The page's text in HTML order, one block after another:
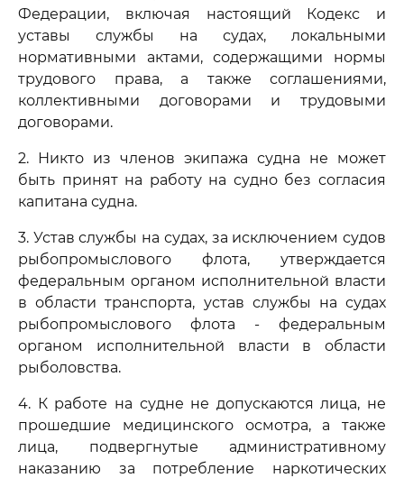
Федерации, включая настоящий Кодекс и
уставы службы на судах, локальными
нормативными актами, содержащими нормы
трудового права, а также соглашениями,
коллективными договорами и трудовыми
договорами.
2. Никто из членов экипажа судна не может
быть принят на работу на судно без согласия
капитана судна.
3. Устав службы на судах, за исключением судов
рыбопромыслового флота, утверждается
федеральным органом исполнительной власти
в области транспорта, устав службы на судах
рыбопромыслового флота - федеральным
органом исполнительной власти в области
рыболовства.
4. К работе на судне не допускаются лица, не
прошедшие медицинского осмотра, а также
лица, подвергнутые административному
наказанию за потребление наркотических